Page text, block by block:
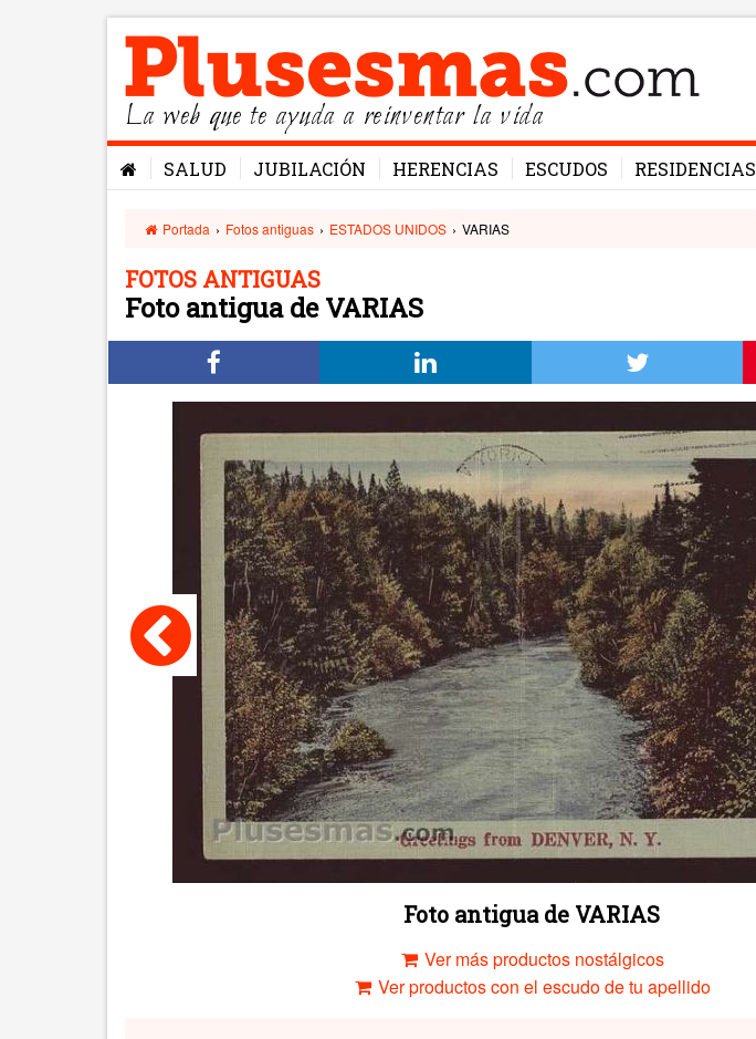
La web que te ayuda a reinventar la vida
SALUD JUBILACIÓN HERENCIAS ESCUDOS RESIDENCIAS
Portada › Fotos antiguas › ESTADOS UNIDOS › VARIAS
FOTOS ANTIGUAS
Foto antigua de VARIAS
Foto antigua de VARIAS
Ver más productos nostálgicos
Ver productos con el escudo de tu apellido